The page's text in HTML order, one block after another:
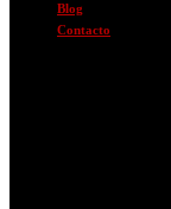
Blog
Contacto